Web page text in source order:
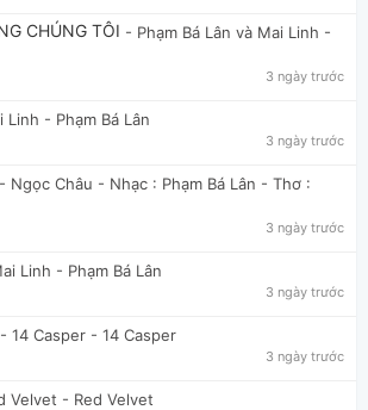
CHÚNG TÔI - Phạm Bá Lân và Mai Linh -
3 ngày trước
Linh - Phạm Bá Lân
3 ngày trước
- Ngọc Châu - Nhạc : Phạm Bá Lân - Thơ :
3 ngày trước
Linh - Phạm Bá Lân
3 ngày trước
- 14 Casper - 14 Casper
3 ngày trước
Velvet - Red Velvet